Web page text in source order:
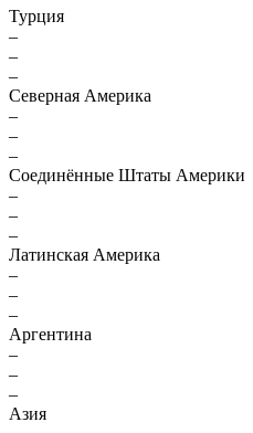
Турция
–
–
–
Северная Америка
–
–
–
Соединённые Штаты Америки
–
–
–
Латинская Америка
–
–
–
Аргентина
–
–
–
Азия